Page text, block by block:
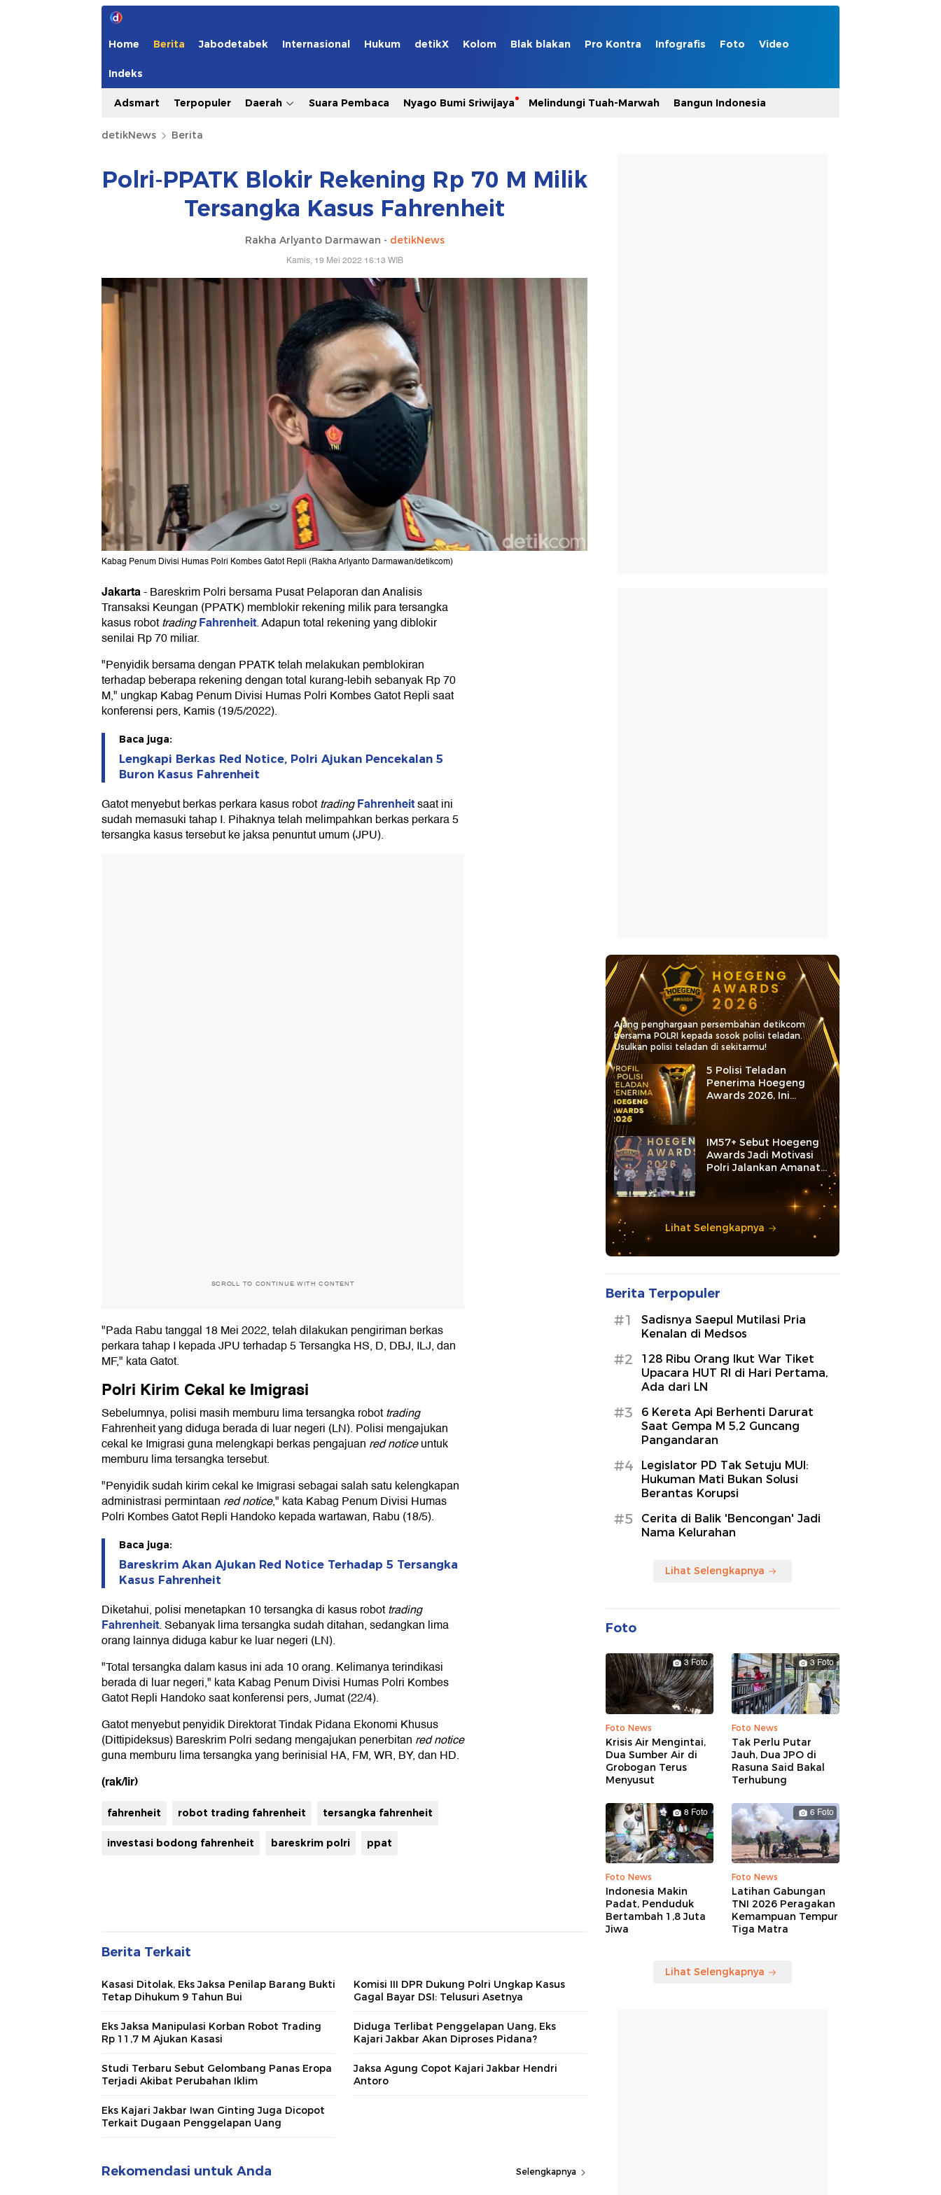
Home Berita Jabodetabek Internasional Hukum detikX Kolom Blak blakan Pro Kontra Infografis Foto Video
Indeks
Adsmart Terpopuler Daerah Suara Pembaca Nyago Bumi Sriwijaya Melindungi Tuah-Marwah Bangun Indonesia
detikNews Berita
Polri-PPATK Blokir Rekening Rp 70 M Milik
Tersangka Kasus Fahrenheit
Rakha Arlyanto Darmawan - detikNews
Kamis, 19 Mei 2022 16:13 WIB
Kabag Penum Divisi Humas Polri Kombes Gatot Repli (Rakha Arlyanto Darmawan/detikcom)
Jakarta-Bareskrim Polri bersama Pusat Pelaporan dan Analisis
Transaksi Keungan (PPATK) memblokir rekening milik para tersangka
kasus robottradingFahrenheit. Adapun total rekening yang diblokir
senilai Rp 70 miliar.
"Penyidik bersama dengan PPATK telah melakukan pemblokiran
terhadap beberapa rekening dengan total kurang-lebih sebanyak Rp 70
M," ungkap Kabag Penum Divisi Humas Polri Kombes Gatot Repli saat
konferensi pers, Kamis (19/5/2022).
Baca juga:
Lengkapi Berkas Red Notice, Polri Ajukan Pencekalan 5
Buron Kasus Fahrenheit
Gatot menyebut berkas perkara kasus robottradingFahrenheitsaat ini
sudah memasuki tahap I. Pihaknya telah melimpahkan berkas perkara 5
tersangka kasus tersebut ke jaksa penuntut umum (JPU).
SCROLL TO CONTINUE WITH CONTENT
"Pada Rabu tanggal 18 Mei 2022, telah dilakukan pengiriman berkas
perkara tahap I kepada JPU terhadap 5 Tersangka HS, D, DBJ, ILJ, dan
MF," kata Gatot.
Polri Kirim Cekal ke Imigrasi
Sebelumnya, polisi masih memburu lima tersangka robottrading
Fahrenheit yang diduga berada di luar negeri (LN). Polisi mengajukan
cekal ke Imigrasi guna melengkapi berkas pengajuan red noticeuntuk
memburu lima tersangka tersebut.
"Penyidik sudah kirim cekal ke Imigrasi sebagai salah satu kelengkapan
administrasi permintaan red notice," kata Kabag Penum Divisi Humas
Polri Kombes Gatot Repli Handoko kepada wartawan, Rabu (18/5).
Baca juga:
Bareskrim Akan Ajukan Red Notice Terhadap 5 Tersangka
Kasus Fahrenheit
Diketahui, polisi menetapkan 10 tersangka di kasus robottrading
Fahrenheit. Sebanyak lima tersangka sudah ditahan, sedangkan lima
orang lainnya diduga kabur ke luar negeri (LN).
"Total tersangka dalam kasus ini ada 10 orang. Kelimanya terindikasi
berada di luar negeri," kata Kabag Penum Divisi Humas Polri Kombes
Gatot Repli Handoko saat konferensi pers, Jumat (22/4).
Gatot menyebut penyidik Direktorat Tindak Pidana Ekonomi Khusus
(Dittipideksus) Bareskrim Polri sedang mengajukan penerbitan red notice
guna memburu lima tersangka yang berinisial HA, FM, WR, BY, dan HD.
(rak/lir)
fahrenheit robot trading fahrenheit tersangka fahrenheit
investasi bodong fahrenheit bareskrim polri ppat
Berita Terkait
Kasasi Ditolak, Eks Jaksa Penilap Barang Bukti
Tetap Dihukum 9 Tahun Bui
Komisi III DPR Dukung Polri Ungkap Kasus
Gagal Bayar DSI: Telusuri Asetnya
Eks Jaksa Manipulasi Korban Robot Trading
Rp 11,7 M Ajukan Kasasi
Diduga Terlibat Penggelapan Uang, Eks
Kajari Jakbar Akan Diproses Pidana?
Studi Terbaru Sebut Gelombang Panas Eropa
Terjadi Akibat Perubahan Iklim
Jaksa Agung Copot Kajari Jakbar Hendri
Antoro
Eks Kajari Jakbar Iwan Ginting Juga Dicopot
Terkait Dugaan Penggelapan Uang
Rekomendasi untuk Anda Selengkapnya
Ajang penghargaan persembahan detikcom
bersama POLRI kepada sosok polisi teladan.
Usulkan polisi teladan di sekitarmu!
5 Polisi Teladan
Penerima Hoegeng
Awards 2026, Ini
Kategori dan Kiprahnya
IM57+ Sebut Hoegeng
Awards Jadi Motivasi
Polri Jalankan Amanat
Lihat Selengkapnya
Berita Terpopuler
#1
Sadisnya Saepul Mutilasi Pria
Kenalan di Medsos
#2
128 Ribu Orang Ikut War Tiket
Upacara HUT RI di Hari Pertama,
Ada dari LN
#3
6 Kereta Api Berhenti Darurat
Saat Gempa M 5,2 Guncang
Pangandaran
#4
Legislator PD Tak Setuju MUI:
Hukuman Mati Bukan Solusi
Berantas Korupsi
#5
Cerita di Balik 'Bencongan' Jadi
Nama Kelurahan
Lihat Selengkapnya
Foto
3 Foto
Foto News
Krisis Air Mengintai,
Dua Sumber Air di
Grobogan Terus
Menyusut
3 Foto
Foto News
Tak Perlu Putar
Jauh, Dua JPO di
Rasuna Said Bakal
Terhubung
8 Foto
Foto News
Indonesia Makin
Padat, Penduduk
Bertambah 1,8 Juta
Jiwa
6 Foto
Foto News
Latihan Gabungan
TNI 2026 Peragakan
Kemampuan Tempur
Tiga Matra
Lihat Selengkapnya